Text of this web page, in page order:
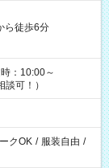
ら徒歩6分
：10:00～
可！）
クOK / 服装自由 /